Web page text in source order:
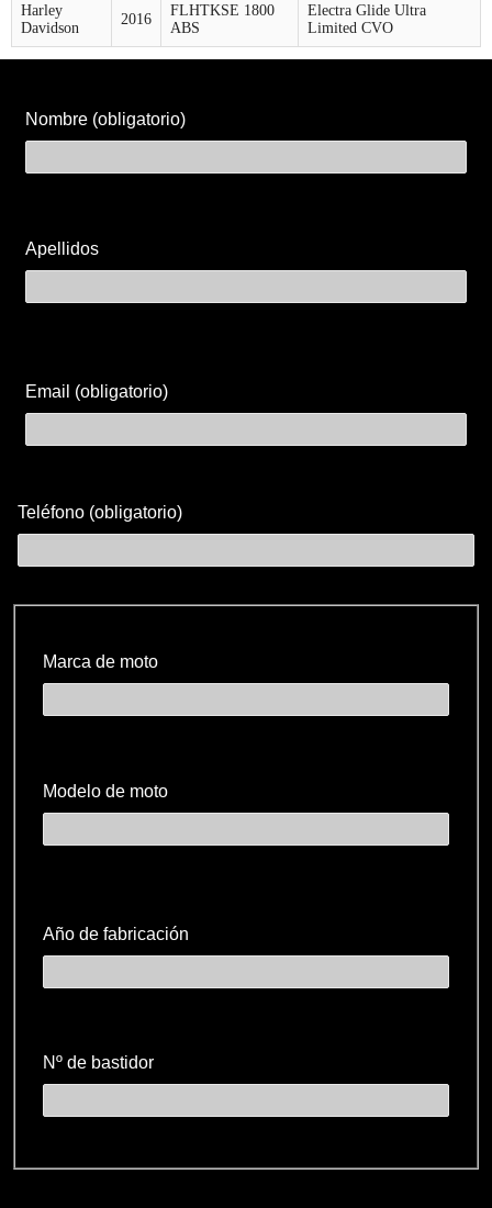
Harley
Davidson
2016
FLHTKSE 1800
ABS
Electra Glide Ultra
Limited CVO
Nombre (obligatorio)
Apellidos
Email (obligatorio)
Teléfono (obligatorio)
Marca de moto
Modelo de moto
Año de fabricación
Nº de bastidor